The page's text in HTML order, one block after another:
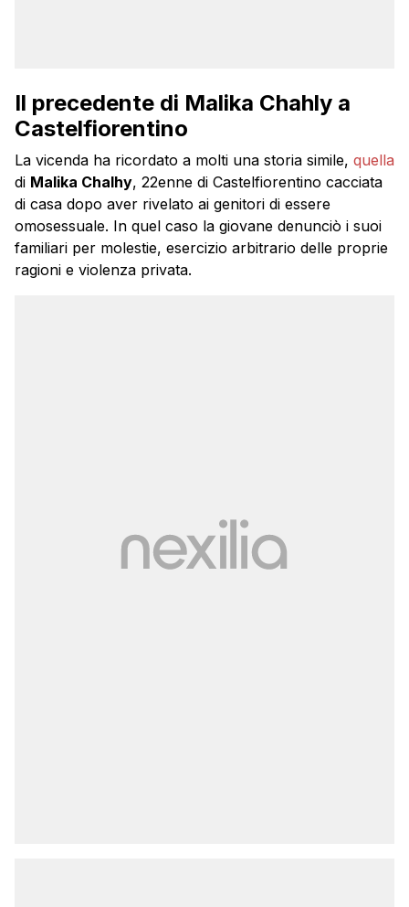
Il precedente di Malika Chahly a
Castelfiorentino
La vicenda ha ricordato a molti una storia simile, quella
di Malika Chalhy, 22enne di Castelfiorentino cacciata
di casa dopo aver rivelato ai genitori di essere
omosessuale. In quel caso la giovane denunciò i suoi
familiari per molestie, esercizio arbitrario delle proprie
ragioni e violenza privata.